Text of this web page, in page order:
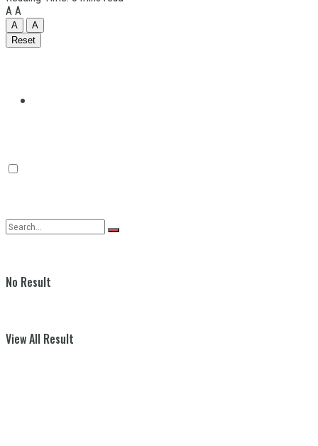
Quilmes
No Result
View All Result
A A
A
A
Reset